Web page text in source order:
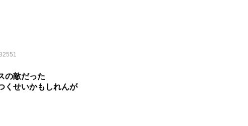
の敵だった
くせいかもしれんが